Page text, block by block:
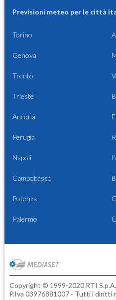
Previsioni meteo per le città
Torino
Genova
Trento
Trieste
Ancona
Perugia
Napoli
Campobasso
Potenza
Palermo
Copyright © 1999-2020 RTI
P.Iva 03976881007 - Tutti i diritti